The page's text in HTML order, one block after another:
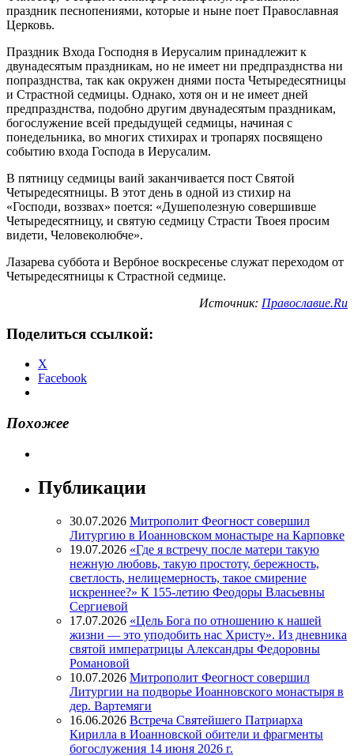
праздник песнопениями, которые и ныне поет Православная
Церковь.
Праздник Входа Господня в Иерусалим принадлежит к
двунадесятым праздникам, но не имеет ни предпразднства ни
попразднства, так как окружен днями поста Четыредесятницы
и Страстной седмицы. Однако, хотя он и не имеет дней
предпразднства, подобно другим двунадесятым праздникам,
богослужение всей предыдущей седмицы, начиная с
понедельника, во многих стихирах и тропарях посвящено
событию входа Господа в Иерусалим.
В пятницу седмицы ваий заканчивается пост Святой
Четыредесятницы. В этот день в одной из стихир на
«Господи, воззвах» поется: «Душеполезную совершивше
Четыредесятницу, и святую седмицу Страсти Твоея просим
видети, Человеколюбче».
Лазарева суббота и Вербное воскресенье служат переходом от
Четыредесятницы к Страстной седмице.
Источник: Православие.Ru
Поделиться ссылкой:
X
Facebook
Похожее
Публикации
30.07.2026 Митрополит Феогност совершил
Литургию в Иоанновском монастыре на Карповке
19.07.2026 «Где я встречу после матери такую
нежную любовь, такую простоту, бережность,
светлость, нелицемерность, такое смирение
искреннее?» К 155-летию Феодоры Власьевны
Сергиевой
17.07.2026 «Цель Бога по отношению к нашей
жизни — это уподобить нас Христу». Из дневника
святой императрицы Александры Федоровны
Романовой
10.07.2026 Митрополит Феогност совершил
Литургии на подворье Иоанновского монастыря в
дер. Вартемяги
16.06.2026 Встреча Святейшего Патриарха
Кирилла в Иоанновской обители и фрагменты
богослужения 14 июня 2026 г.